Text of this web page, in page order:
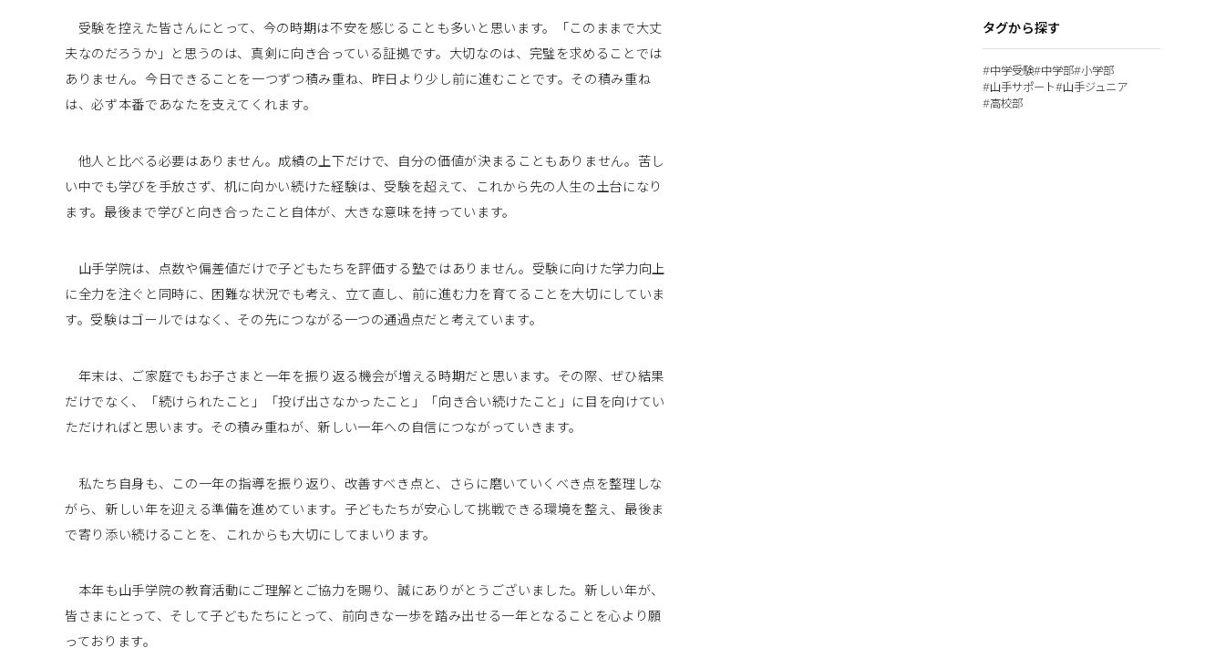
受験を控えた皆さんにとって、今の時期は不安を感じることも多いと思います。「このままで大丈
夫なのだろうか」と思うのは、真剣に向き合っている証拠です。大切なのは、完璧を求めることでは
ありません。今日できることを一つずつ積み重ね、昨日より少し前に進むことです。その積み重ね
は、必ず本番であなたを支えてくれます。
他人と比べる必要はありません。成績の上下だけで、自分の価値が決まることもありません。苦し
い中でも学びを手放さず、机に向かい続けた経験は、受験を超えて、これから先の人生の土台になり
ます。最後まで学びと向き合ったこと自体が、大きな意味を持っています。
山手学院は、点数や偏差値だけで子どもたちを評価する塾ではありません。受験に向けた学力向上
に全力を注ぐと同時に、困難な状況でも考え、立て直し、前に進む力を育てることを大切にしていま
す。受験はゴールではなく、その先につながる一つの通過点だと考えています。
年末は、ご家庭でもお子さまと一年を振り返る機会が増える時期だと思います。その際、ぜひ結果
だけでなく、「続けられたこと」「投げ出さなかったこと」「向き合い続けたこと」に目を向けてい
ただければと思います。その積み重ねが、新しい一年への自信につながっていきます。
私たち自身も、この一年の指導を振り返り、改善すべき点と、さらに磨いていくべき点を整理しな
がら、新しい年を迎える準備を進めています。子どもたちが安心して挑戦できる環境を整え、最後ま
で寄り添い続けることを、これからも大切にしてまいります。
本年も山手学院の教育活動にご理解とご協力を賜り、誠にありがとうございました。新しい年が、
皆さまにとって、そして子どもたちにとって、前向きな一歩を踏み出せる一年となることを心より願
っております。
タグから探す
#中学受験#中学部#小学部
#山手サポート#山手ジュニア
#高校部